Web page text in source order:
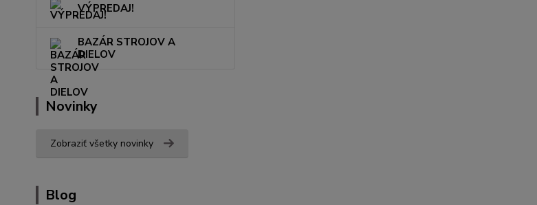
VÝPREDAJ!
BAZÁR STROJOV A
DIELOV
Novinky
Zobraziť všetky novinky
Blog